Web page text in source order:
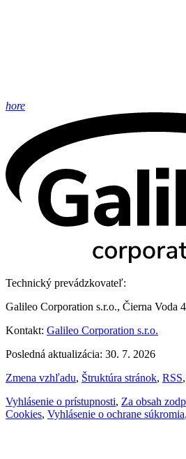
hore
Technický prevádzkovateľ:
Galileo Corporation s.r.o., Čierna Voda
Kontakt: Galileo Corporation s.r.o.
Posledná aktualizácia: 30. 7. 2026
Zmena vzhľadu, Štruktúra stránok, RSS,
Vyhlásenie o prístupnosti, Za obsah
Cookies, Vyhlásenie o ochrane súkromia,